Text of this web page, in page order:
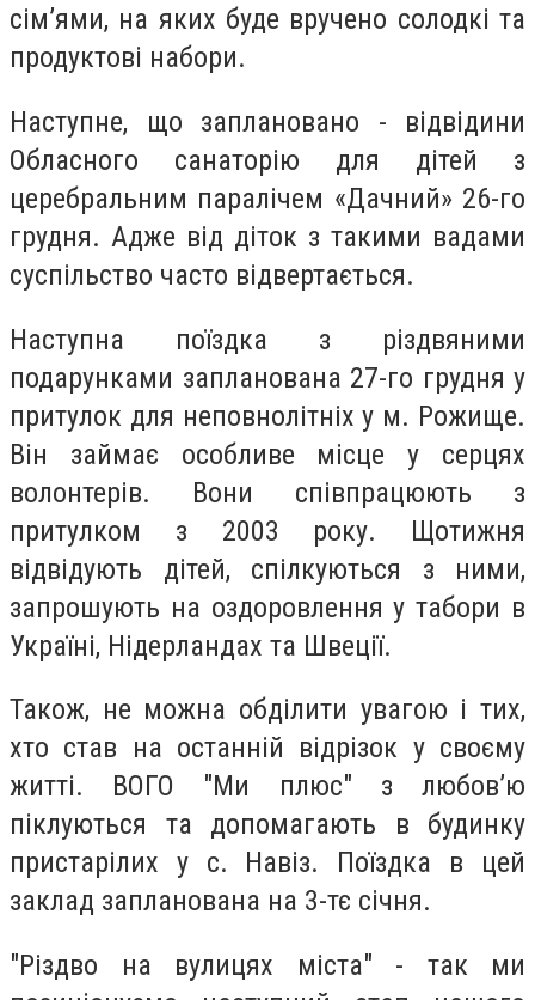
сім’ями, на яких буде вручено солодкі та
продуктові набори.
Наступне, що заплановано - відвідини
Обласного санаторію для дітей з
церебральним паралічем «Дачний» 26-го
грудня. Адже від діток з такими вадами
суспільство часто відвертається.
Наступна поїздка з різдвяними
подарунками запланована 27-го грудня у
притулок для неповнолітніх у м. Рожище.
Він займає особливе місце у серцях
волонтерів. Вони співпрацюють з
притулком з 2003 року. Щотижня
відвідують дітей, спілкуються з ними,
запрошують на оздоровлення у табори в
Україні, Нідерландах та Швеції.
Також, не можна обділити увагою і тих,
хто став на останній відрізок у своєму
житті. ВОГО "Ми плюс" з любов’ю
піклуються та допомагають в будинку
пристарілих у с. Навіз. Поїздка в цей
заклад запланована на 3-тє січня.
"Різдво на вулицях міста" - так ми